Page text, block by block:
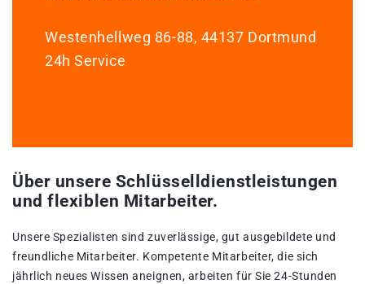
Westenhellweg 86-88, 44137 Dortmund
24h Service
Über unsere Schlüsselldienstleistungen
und flexiblen Mitarbeiter.
Unsere Spezialisten sind zuverlässige, gut ausgebildete und
freundliche Mitarbeiter. Kompetente Mitarbeiter, die sich
jährlich neues Wissen aneignen, arbeiten für Sie 24-Stunden